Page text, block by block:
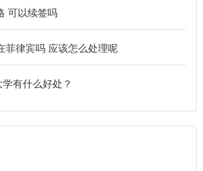
可以续签吗
菲律宾吗 应该怎么处理呢
有什么好处？